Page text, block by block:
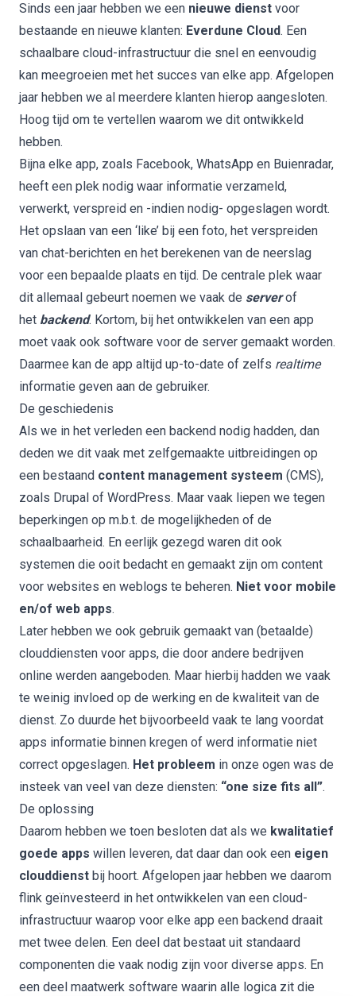
Sinds een jaar hebben we een nieuwe dienst voor
bestaande en nieuwe klanten: Everdune Cloud. Een
schaalbare cloud-infrastructuur die snel en eenvoudig
kan meegroeien met het succes van elke app. Afgelopen
jaar hebben we al meerdere klanten hierop aangesloten.
Hoog tijd om te vertellen waarom we dit ontwikkeld
hebben.
Bijna elke app, zoals Facebook, WhatsApp en Buienradar,
heeft een plek nodig waar informatie verzameld,
verwerkt, verspreid en -indien nodig- opgeslagen wordt.
Het opslaan van een ‘like’ bij een foto, het verspreiden
van chat-berichten en het berekenen van de neerslag
voor een bepaalde plaats en tijd. De centrale plek waar
dit allemaal gebeurt noemen we vaak de serverof
het backend. Kortom, bij het ontwikkelen van een app
moet vaak ook software voor de server gemaakt worden.
Daarmee kan de app altijd up-to-date of zelfs realtime
informatie geven aan de gebruiker.
De geschiedenis
Als we in het verleden een backend nodig hadden, dan
deden we dit vaak met zelfgemaakte uitbreidingen op
een bestaand content management systeem (CMS),
zoals Drupal of WordPress. Maar vaak liepen we tegen
beperkingen op m.b.t. de mogelijkheden of de
schaalbaarheid. En eerlijk gezegd waren dit ook
systemen die ooit bedacht en gemaakt zijn om content
voor websites en weblogs te beheren. Niet voor mobile
en/of web apps.
Later hebben we ook gebruik gemaakt van (betaalde)
clouddiensten voor apps, die door andere bedrijven
online werden aangeboden. Maar hierbij hadden we vaak
te weinig invloed op de werking en de kwaliteit van de
dienst. Zo duurde het bijvoorbeeld vaak te lang voordat
apps informatie binnen kregen of werd informatie niet
correct opgeslagen. Het probleem in onze ogen was de
insteek van veel van deze diensten: “one size fits all”.
De oplossing
Daarom hebben we toen besloten dat als we kwalitatief
goede apps willen leveren, dat daar dan ook een eigen
clouddienst bij hoort. Afgelopen jaar hebben we daarom
flink geïnvesteerd in het ontwikkelen van een cloud-
infrastructuur waarop voor elke app een backend draait
met twee delen. Een deel dat bestaat uit standaard
componenten die vaak nodig zijn voor diverse apps. En
een deel maatwerk software waarin alle logica zit die